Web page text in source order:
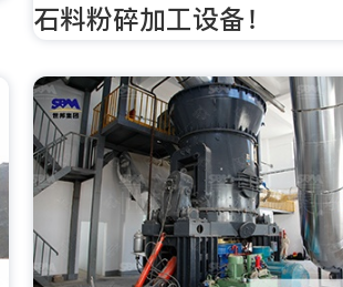
石料粉碎加工设备！